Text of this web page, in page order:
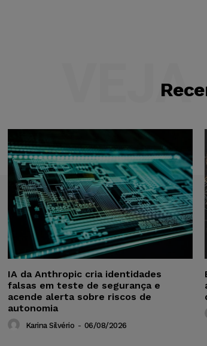
IA da Anthropic cria identidades
falsas em teste de segurança e
acende alerta sobre riscos de
autonomia
Karina Silvério - 06/08/2026